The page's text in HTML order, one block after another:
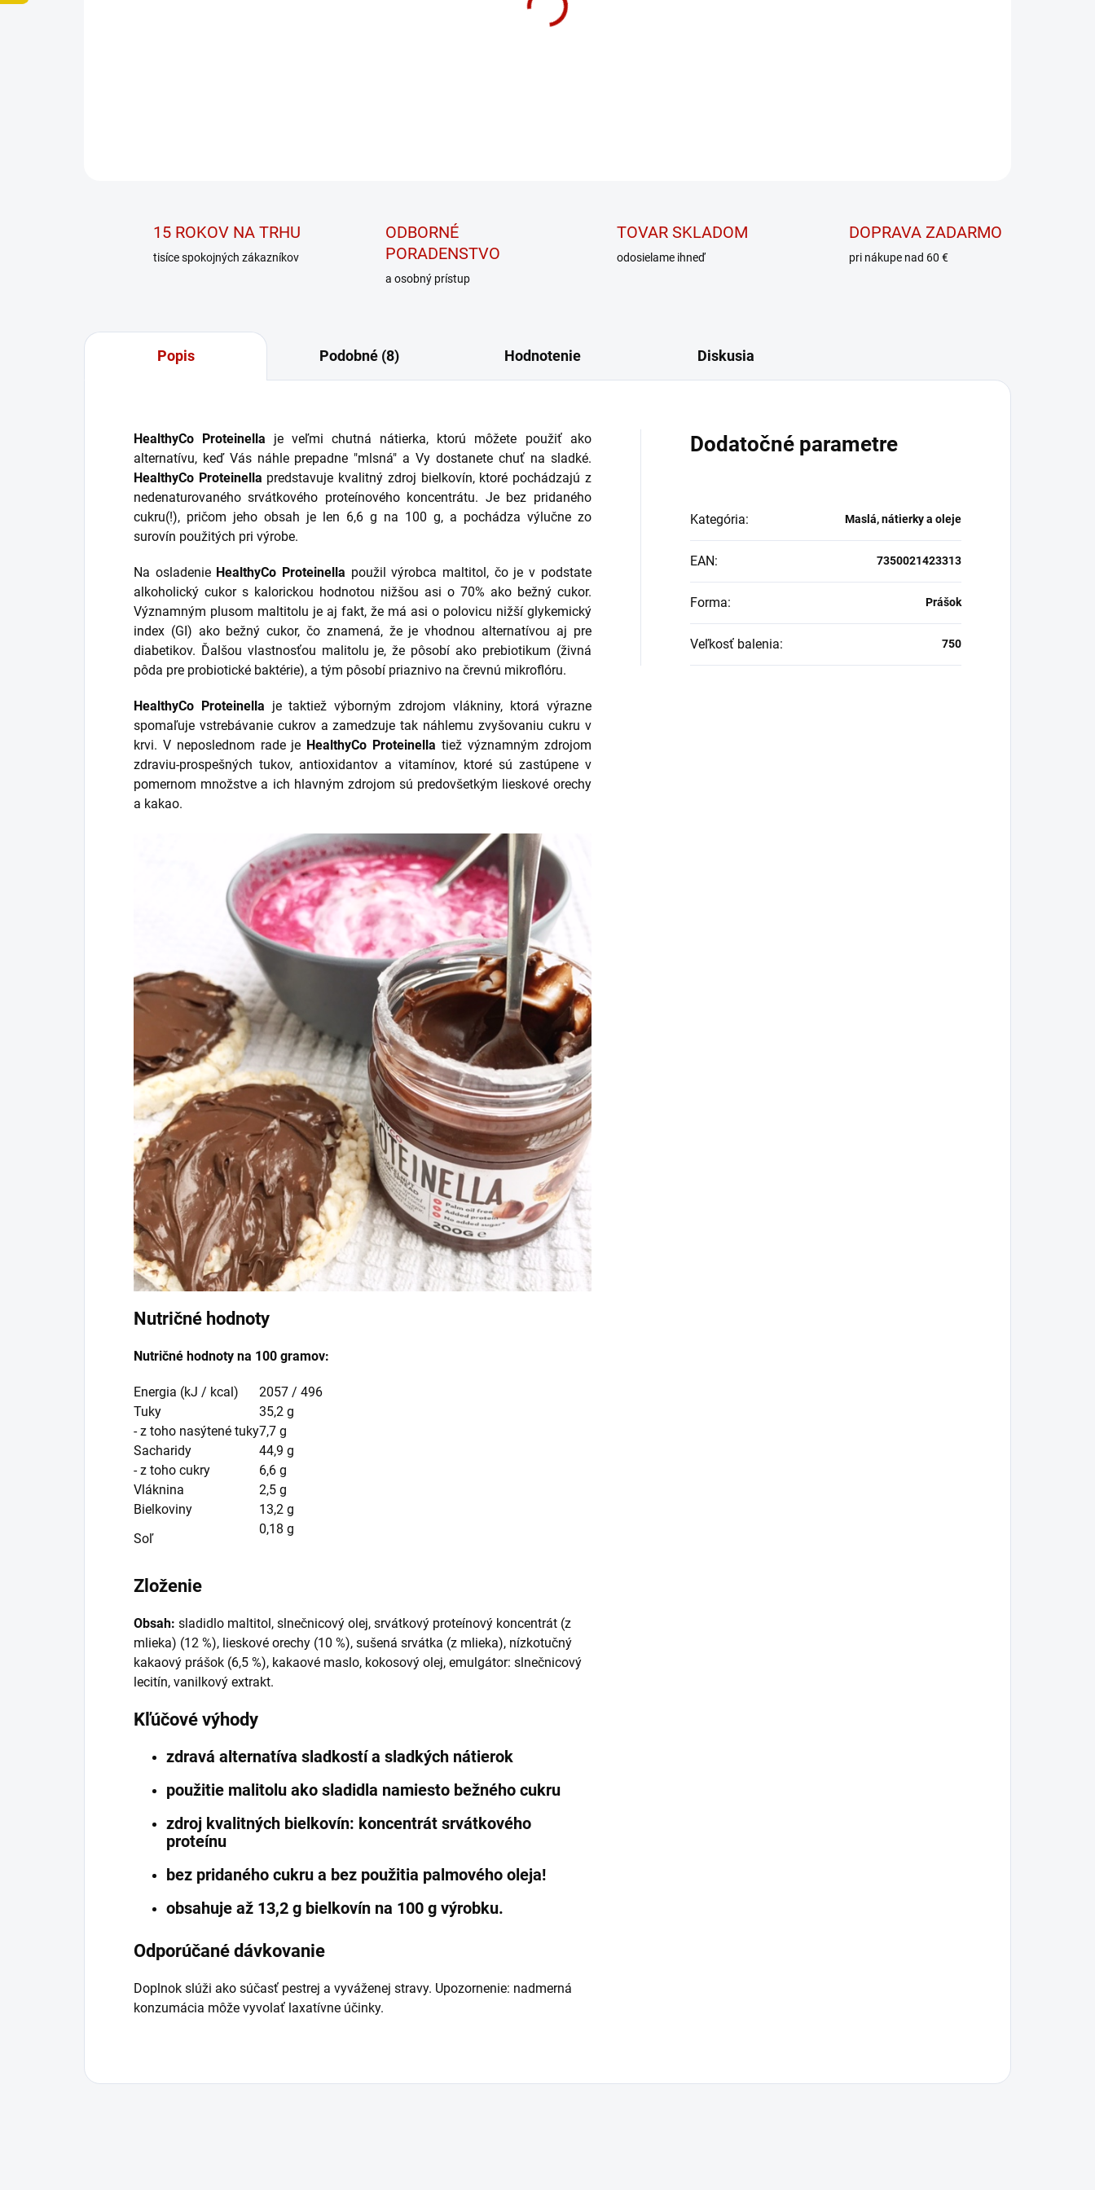
15 ROKOV NA TRHU
tisíce spokojných zákazníkov
ODBORNÉ
PORADENSTVO
a osobný prístup
TOVAR SKLADOM
odosielame ihneď
DOPRAVA ZADARMO
pri nákupe nad 60 €
Popis Podobné (8) Hodnotenie Diskusia
HealthyCo Proteinella je veľmi chutná nátierka, ktorú môžete použiť ako
alternatívu, keď Vás náhle prepadne "mlsná" a Vy dostanete chuť na sladké.
HealthyCo Proteinella predstavuje kvalitný zdroj bielkovín, ktoré pochádzajú z
nedenaturovaného srvátkového proteínového koncentrátu. Je bez pridaného
cukru(!), pričom jeho obsah je len 6,6 g na 100 g, a pochádza výlučne zo
surovín použitých pri výrobe.
Na osladenie HealthyCo Proteinella použil výrobca maltitol, čo je v podstate
alkoholický cukor s kalorickou hodnotou nižšou asi o 70% ako bežný cukor.
Významným plusom maltitolu je aj fakt, že má asi o polovicu nižší glykemický
index (GI) ako bežný cukor, čo znamená, že je vhodnou alternatívou aj pre
diabetikov. Ďalšou vlastnosťou malitolu je, že pôsobí ako prebiotikum (živná
pôda pre probiotické baktérie), a tým pôsobí priaznivo na črevnú mikroflóru.
HealthyCo Proteinella je taktiež výborným zdrojom vlákniny, ktorá výrazne
spomaľuje vstrebávanie cukrov a zamedzuje tak náhlemu zvyšovaniu cukru v
krvi. V neposlednom rade je HealthyCo Proteinella tiež významným zdrojom
zdraviu-prospešných tukov, antioxidantov a vitamínov, ktoré sú zastúpene v
pomernom množstve a ich hlavným zdrojom sú predovšetkým lieskové orechy
a kakao.
Nutričné hodnoty
Nutričné hodnoty na 100 gramov:
Energia (kJ / kcal)
2057 / 496
Tuky
35,2 g
- z toho nasýtené tuky7,7 g
Sacharidy
44,9 g
- z toho cukry
6,6 g
Vláknina
2,5 g
Bielkoviny
13,2 g
Soľ
0,18 g
Zloženie
Obsah: sladidlo maltitol, slnečnicový olej, srvátkový proteínový koncentrát (z
mlieka) (12 %), lieskové orechy (10 %), sušená srvátka (z mlieka), nízkotučný
kakaový prášok (6,5 %), kakaové maslo, kokosový olej, emulgátor: slnečnicový
lecitín, vanilkový extrakt.
Kľúčové výhody
zdravá alternatíva sladkostí a sladkých nátierok
použitie malitolu ako sladidla namiesto bežného cukru
zdroj kvalitných bielkovín: koncentrát srvátkového
proteínu
bez pridaného cukru a bez použitia palmového oleja!
obsahuje až 13,2 g bielkovín na 100 g výrobku.
Odporúčané dávkovanie
Doplnok slúži ako súčasť pestrej a vyváženej stravy. Upozornenie: nadmerná
konzumácia môže vyvolať laxatívne účinky.
Dodatočné parametre
Kategória: Maslá, nátierky a oleje
EAN: 7350021423313
Forma: Prášok
Veľkosť balenia: 750